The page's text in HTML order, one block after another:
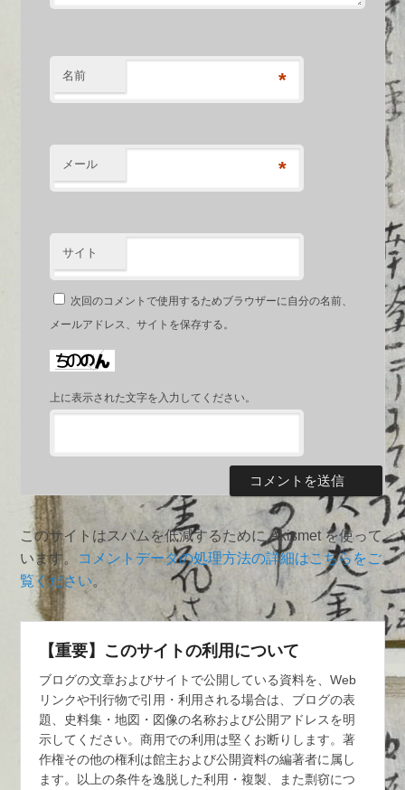
名前 *
メール *
サイト
次回のコメントで使用するためブラウザーに自分の名前、
メールアドレス、サイトを保存する。
上に表示された文字を入力してください。
このサイトはスパムを低減するために Akismet を使って
います。 コメントデータの処理方法の詳細はこちらをご
覧ください。
【重要】このサイトの利用について
ブログの文章およびサイトで公開している資料を、Web
リンクや刊行物で引用・利用される場合は、ブログの表
題、史料集・地図・図像の名称および公開アドレスを明
示してください。商用での利用は堅くお断りします。著
作権その他の権利は館主および公開資料の編著者に属し
ます。以上の条件を逸脱した利用・複製、また剽窃につ